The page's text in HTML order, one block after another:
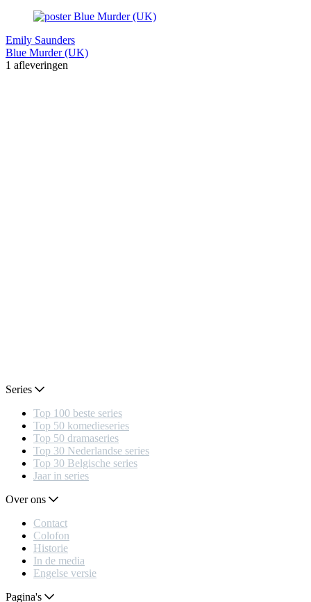
Emily Saunders
Blue Murder (UK)
1 afleveringen
Series
Top 100 beste series
Top 50 komedieseries
Top 50 dramaseries
Top 30 Nederlandse series
Top 30 Belgische series
Jaar in series
Over ons
Contact
Colofon
Historie
In de media
Engelse versie
Pagina's